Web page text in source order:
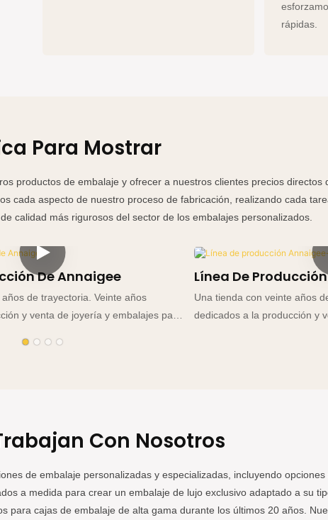
rápidas.
Para Mostrar
productos de embalaje y ofrecer a nuestros clientes precios directos
cada aspecto de nuestro proceso de fabricación, realizando cada
calidad más rigurosos del sector de los embalajes personalizados.
De Annaigee
de trayectoria. Veinte años
y venta de joyería y embalajes para
Línea De
Una tienda con veinte años
dedicados a la producción y
Con Nosotros
de embalaje personalizadas y especializadas, incluyendo opciones
a medida para crear un embalaje de lujo exclusivo adaptado a su
para cajas de embalaje de alta gama durante los últimos 20 años.